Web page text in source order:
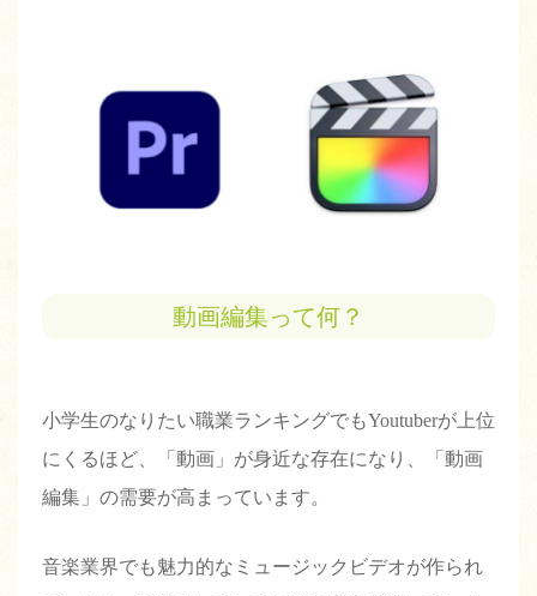
動画編集って何？
小学生のなりたい職業ランキングでもYoutuberが上位
にくるほど、「動画」が身近な存在になり、「動画
編集」の需要が高まっています。
音楽業界でも魅力的なミュージックビデオが作られ